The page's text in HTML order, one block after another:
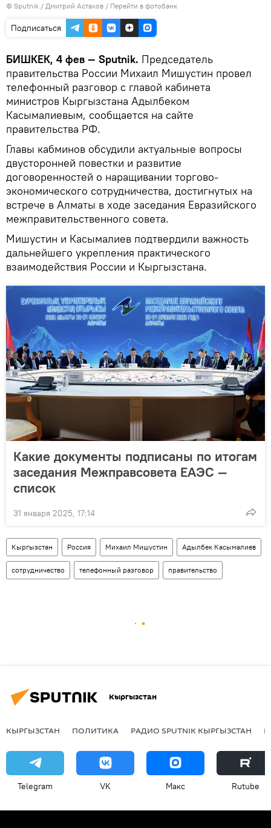
© Sputnik / Дмитрий Астахов / Перейти в фотобанк
Подписаться
БИШКЕК, 4 фев — Sputnik. Председатель
правительства России Михаил Мишустин провел
телефонный разговор с главой кабинета
министров Кыргызстана Адылбеком
Касымалиевым, сообщается на сайте
правительства РФ.
Главы кабминов обсудили актуальные вопросы
двусторонней повестки и развитие
договоренностей о наращивании торгово-
экономического сотрудничества, достигнутых на
встрече в Алматы в ходе заседания Евразийского
межправительственного совета.
Мишустин и Касымалиев подтвердили важность
дальнейшего укрепления практического
взаимодействия России и Кыргызстана.
Какие документы подписаны по итогам
заседания Межправсовета ЕАЭС —
список
31 января 2025, 17:14
Кыргызстан Россия Михаил Мишустин Адылбек Касымалиев
сотрудничество телефонный разговор правительство
Кыргызстан
КЫРГЫЗСТАН ПОЛИТИКА РАДИО SPUTNIK КЫРГЫЗСТАН
Telegram VK Макс Rutube